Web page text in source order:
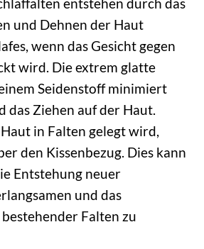
und Dehnen der Haut
wenn das Gesicht gegen
wird. Die extrem glatte
Seidenstoff minimiert
das Ziehen auf der Haut.
in Falten gelegt wird,
den Kissenbezug. Dies kann
Entstehung neuer
und das
Falten zu